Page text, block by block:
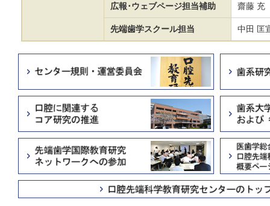
広報･ウェブページ担当補助 齋藤 充
先端歯学スクール担当 中田 匡